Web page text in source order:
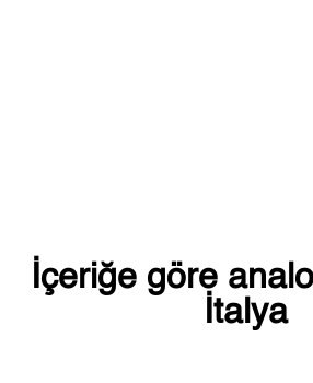
İçeriğe göre
İtalya